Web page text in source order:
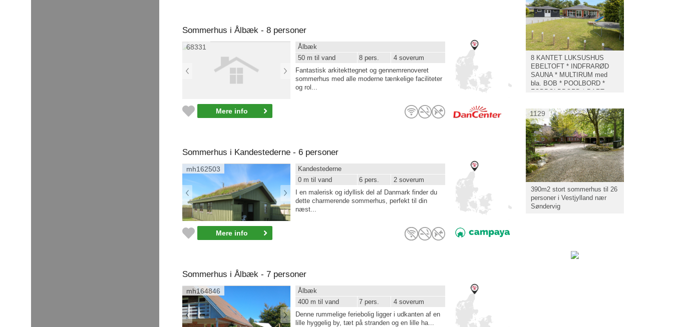
Sommerhus i Ålbæk - 8 personer
68331
Mere info
Ålbæk
50 m til vand
8 pers.
4 soverum
Fantastisk arkitekttegnet og gennemrenoveret
sommerhus med alle moderne tænkelige faciliteter
og rol...
Sommerhus i Kandestederne - 6 personer
mh162503
Mere info
Kandestederne
0 m til vand
6 pers.
2 soverum
I en malerisk og idyllisk del af Danmark finder du
dette charmerende sommerhus, perfekt til din
næst...
Sommerhus i Ålbæk - 7 personer
mh164846
Ålbæk
400 m til vand
7 pers.
4 soverum
Denne rummelige feriebolig ligger i udkanten af en
lille hyggelig by, tæt på stranden og en lille ha...
8 KANTET LUKSUSHUS
EBELTOFT * INDFRARØD
SAUNA * MULTIRUM med
bla. BOB * POOLBORD *
FODBOLDBORD * DART
1129
390m2 stort sommerhus til 26
personer i Vestjylland nær
Søndervig